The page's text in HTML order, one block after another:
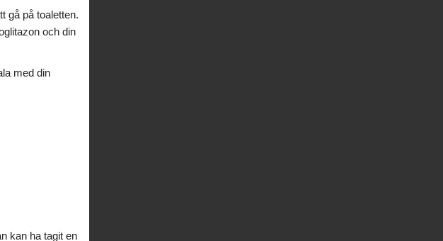
gå på toaletten.
och din
med din
kan ha tagit en